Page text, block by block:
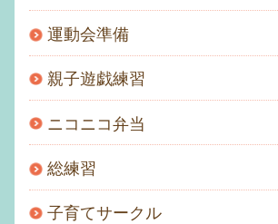
運動会準備
親子遊戯練習
ニコニコ弁当
総練習
子育てサークル